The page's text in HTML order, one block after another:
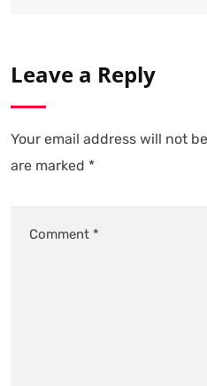
Leave a Reply
Your email address will not
are marked *